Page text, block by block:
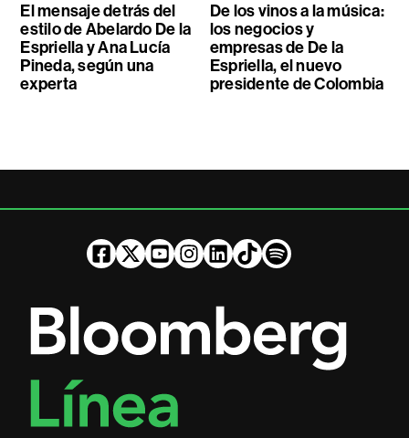
El mensaje detrás del
estilo de Abelardo De la
Espriella y Ana Lucía
Pineda, según una
experta
De los vinos a la música:
los negocios y
empresas de De la
Espriella, el nuevo
presidente de Colombia